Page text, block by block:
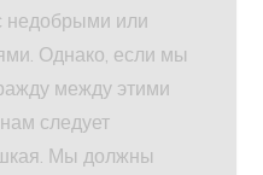
недобрыми или
Однако, если мы
между этими
следует
Мы должны